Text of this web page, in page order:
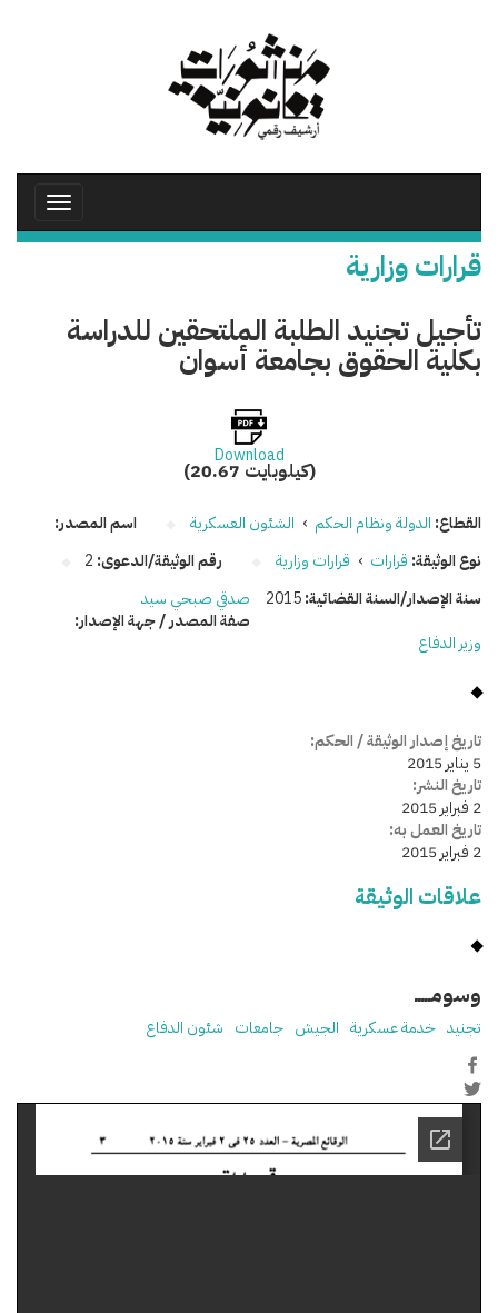
Toggle
قرارات وزارية
تأجيل تجنيد الطلبة الملتحقين للدراسة
بكلية الحقوق بجامعة أسوان
Download
(20.67 كيلوبايت)
القطاع: الدولة ونظام الحكم › الشئون العسكرية
نوع الوثيقة: قرارات › قرارات وزارية رقم الوثيقة/الدعوى: 2
سنة الإصدار/السنة القضائية:2015
اسم المصدر:
صدقي صبحي سيد
صفة المصدر / جهة الإصدار:
وزير الدفاع
تاريخ إصدار الوثيقة / الحكم:
5 يناير 2015
تاريخ النشر:
2 فبراير 2015
تاريخ العمل به:
2 فبراير 2015
علاقات الوثيقة
وسومـــــ
تجنيد خدمة عسكرية الجيش جامعات شئون الدفاع